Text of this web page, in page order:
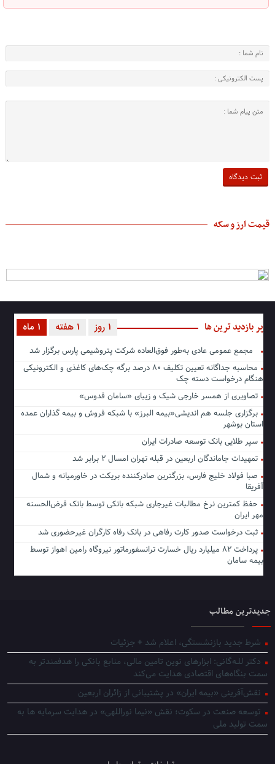
قیمت ارز و سکه
پر بازدید ترین ها 1 ماه 1 هفته 1 روز
مجمع عمومی عادی به‌طور فوق‌العاده شرکت پتروشیمی پارس برگزار شد
محاسبه جداگانه تعیین تکلیف ۸۰ درصد برگه چک‌های کاغذی و الکترونیکی
هنگام درخواست دسته چک
تصاویری از همسر خارجی شیک و زیبای «سامان قدوس»
برگزاری جلسه هم اندیشی«بیمه البرز» با شبکه فروش و بیمه گذاران عمده
استان بوشهر
سپر طلایی بانک توسعه صادرات ایران
تمهیدات جاماندگان اربعین در قبله تهران امسال ۲ برابر شد
صبا فولاد خلیج فارس، بزرگترین صادرکننده بریکت در خاورمیانه و شمال
آفریقا
حفظ کمترین نرخ مطالبات غیرجاری شبکه بانکی توسط بانک قرض‌الحسنه
مهر ایران
ثبت درخواست صدور کارت رفاهی در بانک رفاه کارگران غیرحضوری شد
پرداخت ۸۲ میلیارد ریال خسارت ترانسفورماتور نیروگاه رامین اهواز توسط
بیمه سامان
جدیدترین مطالب
شرط جدید بازنشستگی، اعلام شد + جزئیات
دکتر للـه‌گانی: ابزارهای نوین تامین مالی، منابع بانکی را هدفمندتر به
سمت بنگاه‌های اقتصادی هدایت می‌کند
نقش‌آفرینی «بیمه ایران» در پشتیبانی از زائران اربعین
توسعه صنعت در سکوت؛ نقش «نیما نوراللهی» در هدایت سرمایه ها به
سمت تولید ملی